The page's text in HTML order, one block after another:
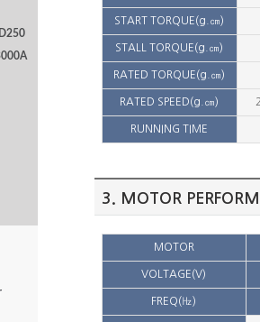
START TORQUE(g.㎝)
STALL TORQUE(g.㎝)
RATED TORQUE(g.㎝)
RATED SPEED(g.㎝)
RUNNING TIME
3. MOTOR
MOTOR
VOLTAGE(V)
FREQ(㎐)